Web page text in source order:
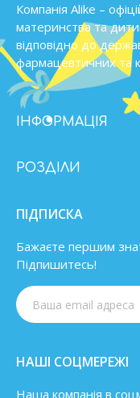
Компанія Alike –
материнства та
відповідно до
фармацевтичних та
ІНФОРМАЦІЯ
РОЗДІЛИ
ПІДПИСКА
Бажаєте першим
Підпишитесь!
НАШІ СОЦМЕРЕЖІ
Наша компанія в